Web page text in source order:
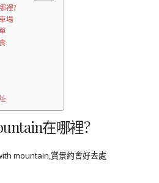
裡?
場
在哪裡?